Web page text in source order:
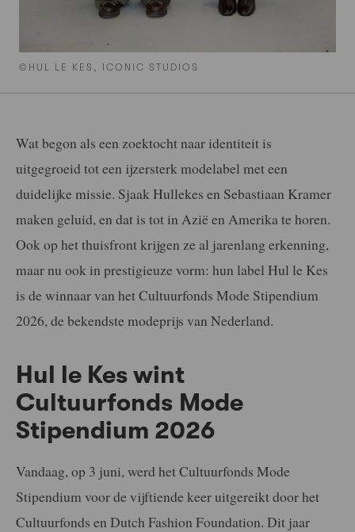
©HUL LE KES, ICONIC STUDIOS
Wat begon als een zoektocht naar identiteit is
uitgegroeid tot een ijzersterk modelabel met een
duidelijke missie. Sjaak Hullekes en Sebastiaan Kramer
maken geluid, en dat is tot in Azië en Amerika te horen.
Ook op het thuisfront krijgen ze al jarenlang erkenning,
maar nu ook in prestigieuze vorm: hun label Hul le Kes
is de winnaar van het Cultuurfonds Mode Stipendium
2026, de bekendste modeprijs van Nederland.
Hul le Kes wint
Cultuurfonds Mode
Stipendium 2026
Vandaag, op 3 juni, werd het Cultuurfonds Mode
Stipendium voor de vijftiende keer uitgereikt door het
Cultuurfonds en Dutch Fashion Foundation. Dit jaar